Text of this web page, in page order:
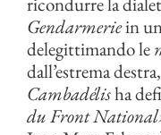
Gendarmeriein
delegittimando le
dall’estrema
Cambadélisha
du Front National